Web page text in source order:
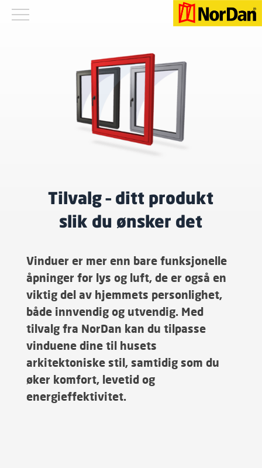
Tilvalg – ditt produkt
slik du ønsker det
Vinduer er mer enn bare funksjonelle
åpninger for lys og luft, de er også en
viktig del av hjemmets personlighet,
både innvendig og utvendig. Med
tilvalg fra NorDan kan du tilpasse
vinduene dine til husets
arkitektoniske stil, samtidig som du
øker komfort, levetid og
energieffektivitet.